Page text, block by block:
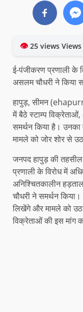
👁25 views Views
ई-पंजीकरण प्रणाली के
असलम चौधरी ने किया
हापुड़, सीमन
में बैठे स्टाम्प
समर्थन किया है।
मामले को जोर शोर से
जनपद हापुड़ की
प्रणाली के विरोध में
अनिश्चितकालीन
चौधरी ने समर्थन
लिखेंगे और मामले को
विक्रेताओं की इस मांग